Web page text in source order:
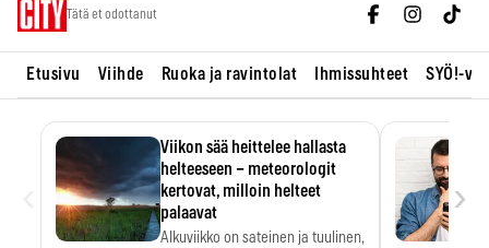
Tätä et odottanut
Etusivu Viihde Ruoka ja ravintolat Ihmissuhteet SYÖ!-
Viikon sää heittelee hallasta
helteeseen – meteorologit
kertovat, milloin helteet
palaavat
Alkuviikko on sateinen ja tuulinen,
›